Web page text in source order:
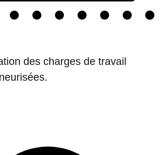
des charges de travail